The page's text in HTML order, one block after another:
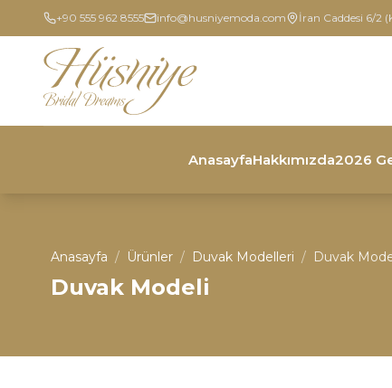
+90 555 962 8555 info@husniyemoda.com İran Caddesi 6/2
AnasayfaHakkımızda2026
Anasayfa / Ürünler / Duvak Modelleri / Duvak
Duvak Modeli